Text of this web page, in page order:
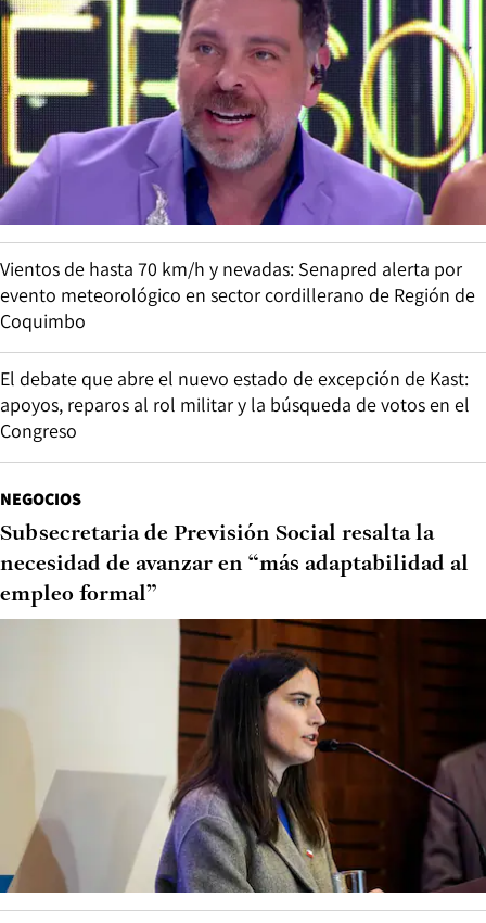
Vientos de hasta 70 km/h y nevadas: Senapred alerta por
evento meteorológico en sector cordillerano de Región de
Coquimbo
El debate que abre el nuevo estado de excepción de Kast:
apoyos, reparos al rol militar y la búsqueda de votos en el
Congreso
NEGOCIOS
Subsecretaria de Previsión Social resalta la
necesidad de avanzar en “más adaptabilidad al
empleo formal”